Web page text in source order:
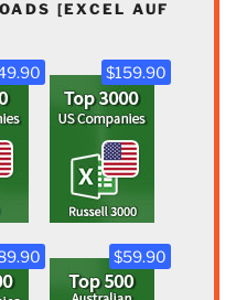
[EXCEL AUF
$159.90
$59.90